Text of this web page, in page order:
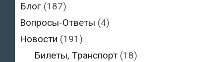
Блог (187)
Вопросы-Ответы (4)
Новости (191)
Билеты, Транспорт(18)